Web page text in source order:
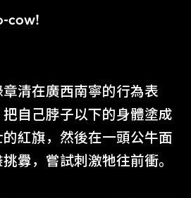
cow!
章清在廣西南寧的行為表
自己脖子以下的身體塗成
紅旗，然後在一頭公牛面
釁，嘗試刺激牠往前衝。